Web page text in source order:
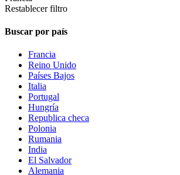
Restablecer filtro
Buscar por país
Francia
Reino Unido
Países Bajos
Italia
Portugal
Hungría
Republica checa
Polonia
Rumania
India
El Salvador
Alemania